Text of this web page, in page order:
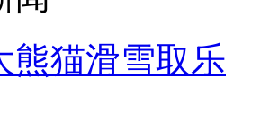
熊猫滑雪取乐